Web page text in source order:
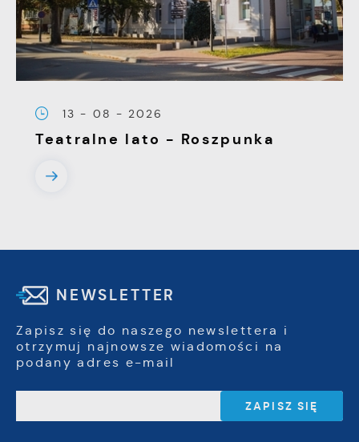
13 - 08 - 2026
Teatralne lato - Roszpunka
NEWSLETTER
Zapisz się do naszego newslettera i
otrzymuj najnowsze wiadomości na
podany adres e-mail